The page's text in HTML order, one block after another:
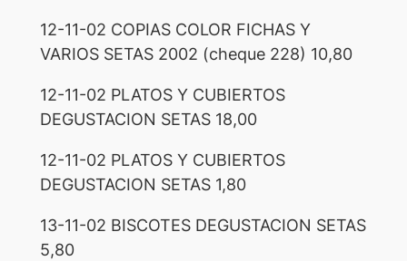
12-11-02 COPIAS COLOR FICHAS Y
VARIOS SETAS 2002 (cheque 228) 10,80
12-11-02 PLATOS Y CUBIERTOS
DEGUSTACION SETAS 18,00
12-11-02 PLATOS Y CUBIERTOS
DEGUSTACION SETAS 1,80
13-11-02 BISCOTES DEGUSTACION SETAS
5,80